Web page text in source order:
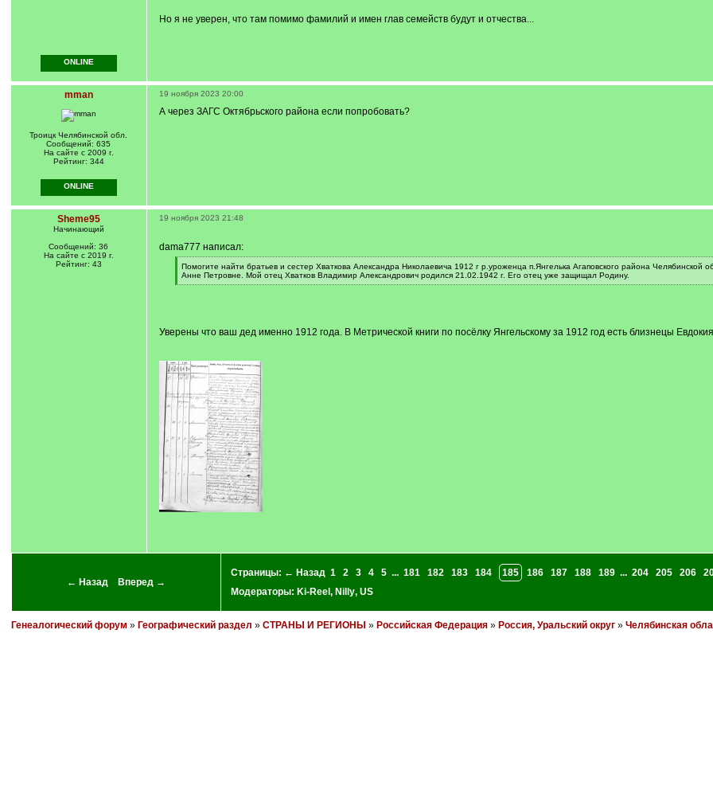
Но я не уверен, что там помимо фамилий и имен глав семейств будут и отчества...
ONLINE
mman
Троицк Челябинской обл.
Сообщений: 635
На сайте с 2009 г.
Рейтинг: 344
19 ноября 2023 20:00
А через ЗАГС Октябрьского района если попробовать?
ONLINE
Sheme95
Начинающий
Сообщений: 36
На сайте с 2019 г.
Рейтинг: 43
19 ноября 2023 21:48
dama777 написал:
[
q
]
Помогите найти братьев и сестер Хваткова Александра Николаевича 1912 г р.уроженца п.Янгелька Агаповского района
Анне Петровне. Мой отец Хватков Владимир Александрович родился 21.02.1942 г. Его отец уже защищал Родину.
[
Уверены что ваш дед именно 1912 года. В Метрической книги по посёлку Янгельскому за 1912 год есть близнецы
← Назад Вперед →
Страницы: ← Назад 1 2 3 4 5 ... 181 182 183 184 185 186 187 188 189 ... 204 205 206
Модераторы: Ki-Reel , Nilly, US
Генеалогический форум » Географический раздел » СТРАНЫ И РЕГИОНЫ » Российская Федерация» Россия, Уральский округ» Челябинская